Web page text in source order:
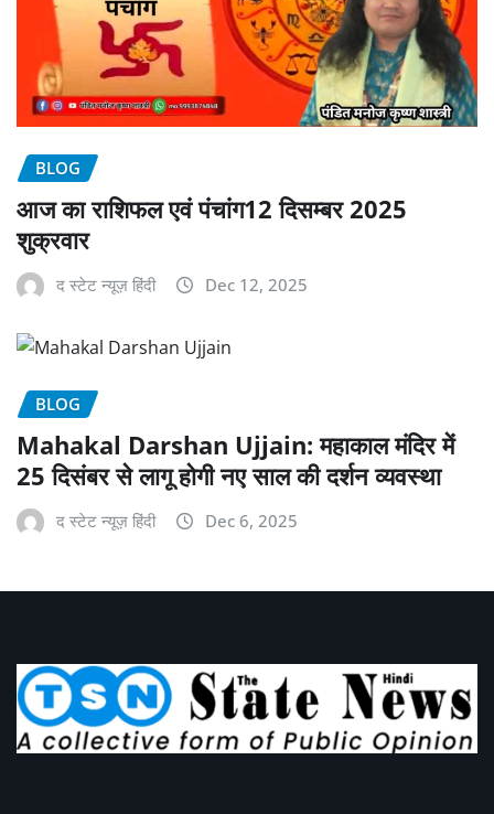
BLOG
आज का राशिफल एवं पंचांग12 दिसम्बर 2025
शुक्रवार
द स्टेट न्यूज़ हिंदी Dec 12, 2025
BLOG
Mahakal Darshan Ujjain: महाकाल मंदिर में
25 दिसंबर से लागू होगी नए साल की दर्शन व्यवस्था
द स्टेट न्यूज़ हिंदी Dec 6, 2025